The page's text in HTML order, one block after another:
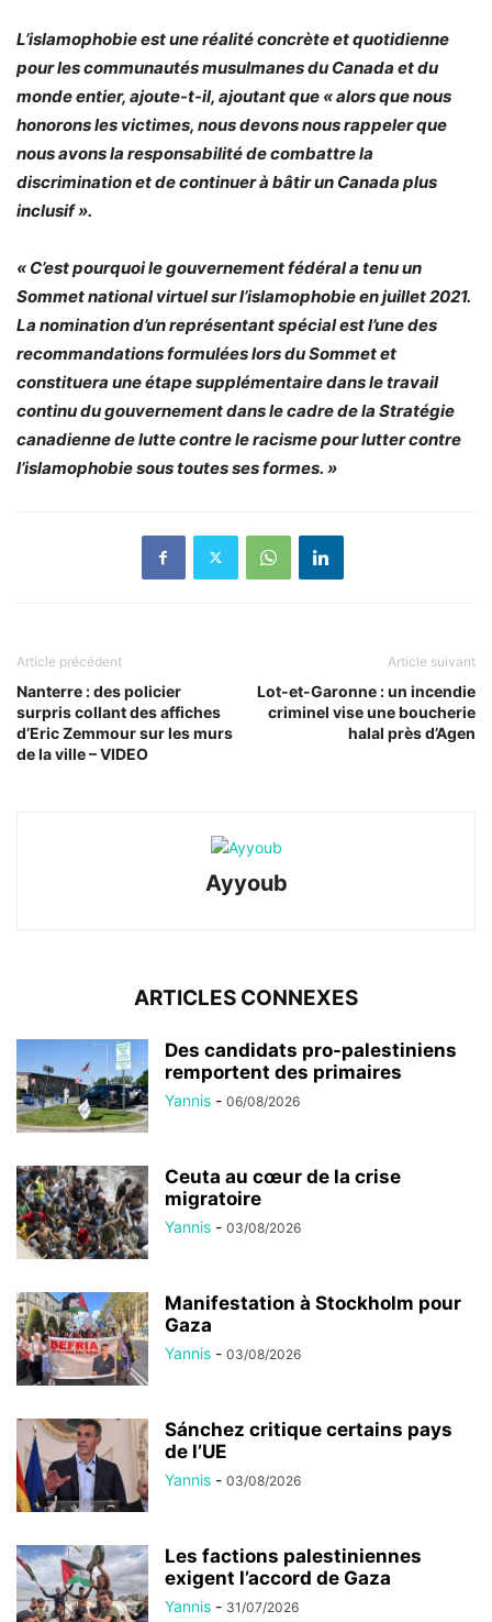
L’islamophobie est une réalité concrète et quotidienne
pour les communautés musulmanes du Canada et du
monde entier, ajoute-t-il, ajoutant que « alors que nous
honorons les victimes, nous devons nous rappeler que
nous avons la responsabilité de combattre la
discrimination et de continuer à bâtir un Canada plus
inclusif ».
« C’est pourquoi le gouvernement fédéral a tenu un
Sommet national virtuel sur l’islamophobie en juillet 2021.
La nomination d’un représentant spécial est l’une des
recommandations formulées lors du Sommet et
constituera une étape supplémentaire dans le travail
continu du gouvernement dans le cadre de la Stratégie
canadienne de lutte contre le racisme pour lutter contre
l’islamophobie sous toutes ses formes. »
Article précédent
Nanterre : des policier
surpris collant des affiches
d’Eric Zemmour sur les murs
de la ville – VIDEO
Article suivant
Lot-et-Garonne : un incendie
criminel vise une boucherie
halal près d’Agen
Ayyoub
ARTICLES CONNEXES
Des candidats pro-palestiniens
remportent des primaires
Yannis - 06/08/2026
Ceuta au cœur de la crise
migratoire
Yannis - 03/08/2026
Manifestation à Stockholm pour
Gaza
Yannis - 03/08/2026
Sánchez critique certains pays
de l’UE
Yannis - 03/08/2026
Les factions palestiniennes
exigent l’accord de Gaza
Yannis - 31/07/2026